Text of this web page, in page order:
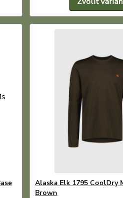
Alaska Elk 1795 CoolDry
Brown